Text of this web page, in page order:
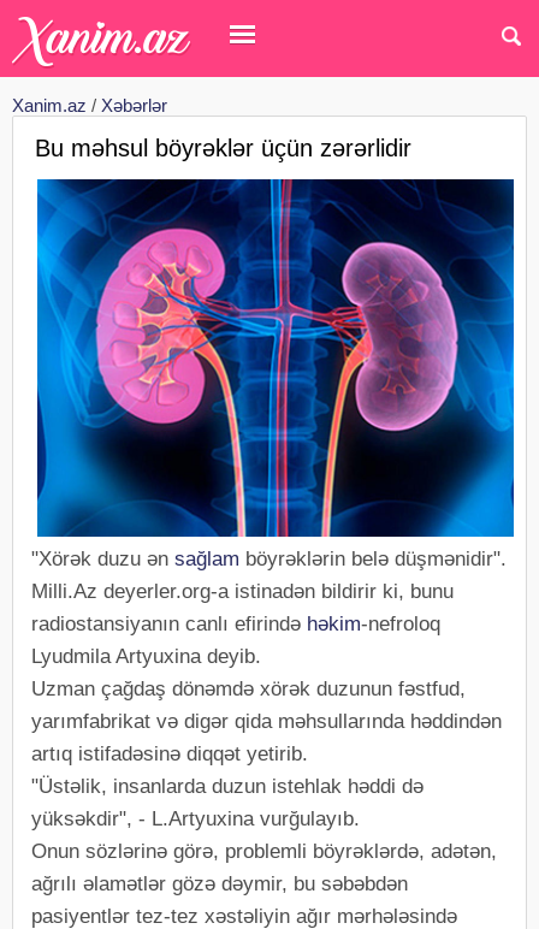
Xanim.az / Xəbərlər
Bu məhsul böyrəklər üçün zərərlidir
"Xörək duzu ən sağlam böyrəklərin belə düşmənidir".
Milli.Az deyerler.org-a istinadən bildirir ki, bunu
radiostansiyanın canlı efirində həkim-nefroloq
Lyudmila Artyuxina deyib.
Uzman çağdaş dönəmdə xörək duzunun fəstfud,
yarımfabrikat və digər qida məhsullarında həddindən
artıq istifadəsinə diqqət yetirib.
"Üstəlik, insanlarda duzun istehlak həddi də
yüksəkdir", - L.Artyuxina vurğulayıb.
Onun sözlərinə görə, problemli böyrəklərdə, adətən,
ağrılı əlamətlər gözə dəymir, bu səbəbdən
pasiyentlər tez-tez xəstəliyin ağır mərhələsində